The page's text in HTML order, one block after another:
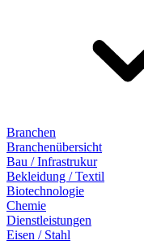
Branchen
Branchenübersicht
Bau / Infrastrukur
Bekleidung / Textil
Biotechnologie
Chemie
Dienstleistungen
Eisen / Stahl